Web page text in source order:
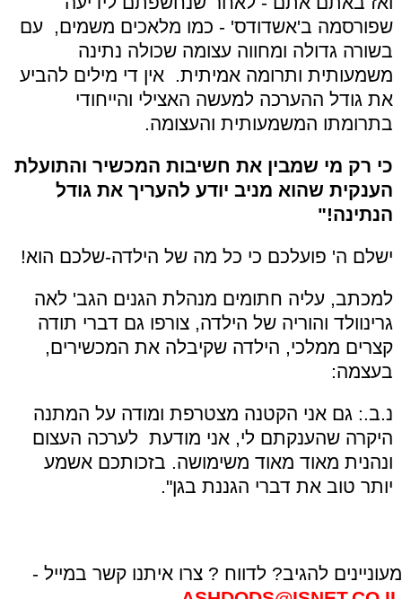
שפורסמה ב'אשדודס' - כמו מלאכים משמים, עם
בשורה גדולה ומחווה עצומה שכולה נתינה
משמעותית ותרומה אמיתית. אין די מילים להביע
את גודל ההערכה למעשה האצילי והייחודי
בתרומתו המשמעותית והעצומה.
כי רק מי שמבין את חשיבות המכשיר והתועלת
הענקית שהוא מניב יודע להעריך את גודל
הנתינה!"
ישלם ה' פועלכם כי כל מה של הילדה-שלכם הוא!
למכתב, עליה חתומים מנהלת הגנים הגב' לאה
גרינוולד והוריה של הילדה, צורפו גם דברי תודה
קצרים ממלכי, הילדה שקיבלה את המכשירים,
בעצמה:
נ.ב.: גם אני הקטנה מצטרפת ומודה על המתנה
היקרה שהענקתם לי, אני מודעת לערכה העצום
ונהנית מאוד מאוד משימושה. בזכותכם אשמע
יותר טוב את דברי הגננת בגן".
מעוניינים להגיב? לדווח ? צרו איתנו קשר במייל -